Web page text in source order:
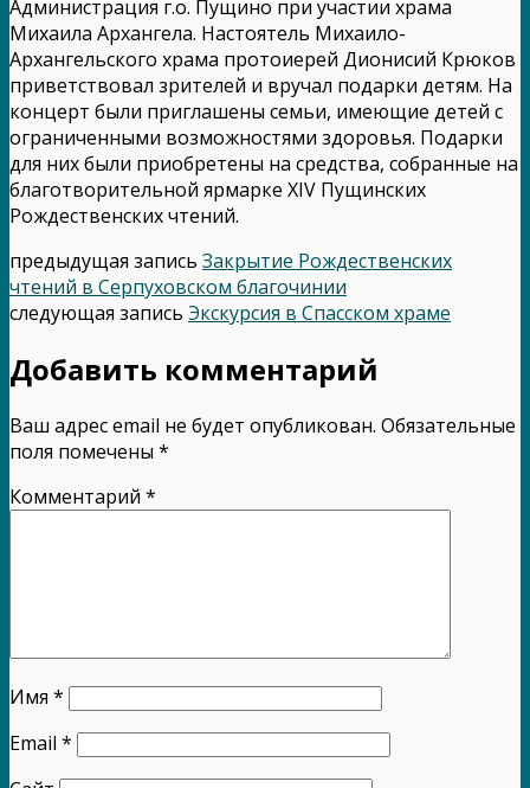
Администрация г.о. Пущино при участии храма
Михаила Архангела. Настоятель Михаило-
Архангельского храма протоиерей Дионисий Крюков
приветствовал зрителей и вручал подарки детям. На
концерт были приглашены семьи, имеющие детей с
ограниченными возможностями здоровья. Подарки
для них были приобретены на средства, собранные на
благотворительной ярмарке XIV Пущинских
Рождественских чтений.
предыдущая запись Закрытие Рождественских
чтений в Серпуховском благочинии
следующая запись Экскурсия в Спасском храме
Добавить комментарий
Ваш адрес email не будет опубликован. Обязательные
поля помечены *
Комментарий *
Имя *
Email *